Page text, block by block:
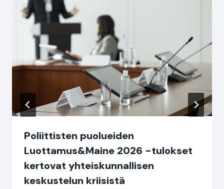
Poliittisten puolueiden
Luottamus&Maine 2026 -tulokset
kertovat yhteiskunnallisen
keskustelun kriisistä